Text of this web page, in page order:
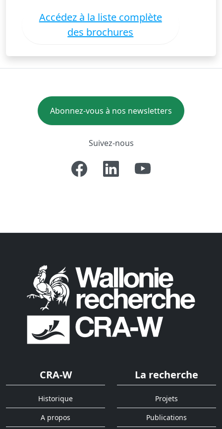
Accédez à la liste complète
des brochures
Abonnez-vous à nos newsletters
Suivez-nous
CRA-W
Historique
A propos
La recherche
Projets
Publications